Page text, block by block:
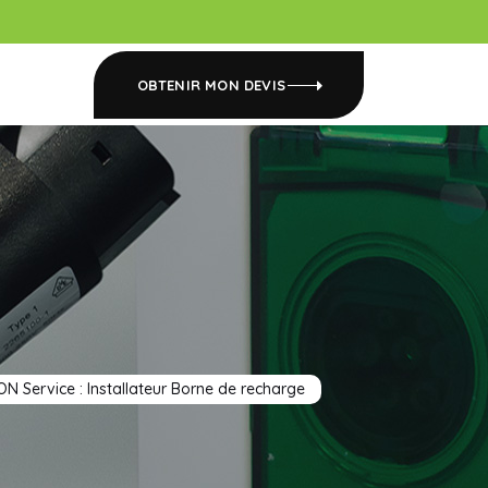
OBTENIR MON DEVIS
Service : Installateur Borne de recharge